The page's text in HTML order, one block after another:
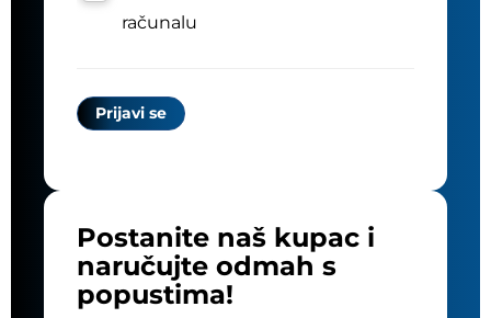
računalu
Postanite naš kupac i
naručujte odmah s
popustima!